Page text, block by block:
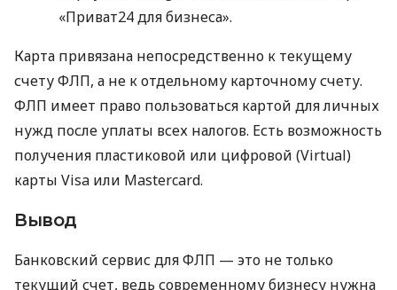
«Приват24 для бизнеса».
Карта привязана непосредственно к текущему
счету ФЛП, а не к отдельному карточному счету.
ФЛП имеет право пользоваться картой для личных
нужд после уплаты всех налогов. Есть возможность
получения пластиковой или цифровой (Virtual)
карты Visa или Mastercard.
Вывод
Банковский сервис для ФЛП — это не только
текущий счет, ведь современному бизнесу нужна